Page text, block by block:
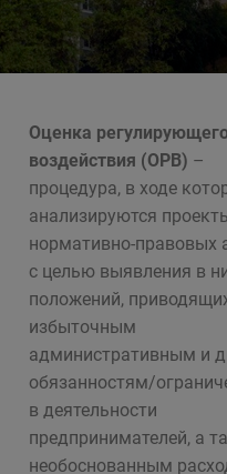
Оценка
воздействия (ОРВ) –
процедура, в ходе
анализируются
нормативно-правовых
с целью выявления в
положений,
избыточным
административным и
обязанностям/
в деятельности
предпринимателей, а
необоснованным